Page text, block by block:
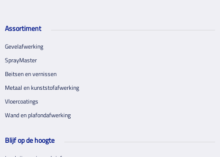
Assortiment
Gevelafwerking
SprayMaster
Beitsen en vernissen
Metaal en kunststofafwerking
Vloercoatings
Wand en plafondafwerking
Blijf op de hoogte